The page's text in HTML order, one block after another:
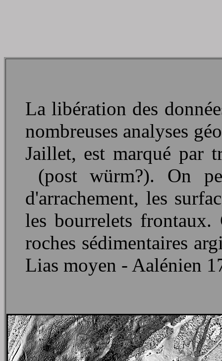
La libération des
nombreuses analyses
Jaillet, est marqué par
(post würm?). On
d'arrachement, les
les bourrelets frontaux.
roches sédimentaires
Lias moyen - Aalénien